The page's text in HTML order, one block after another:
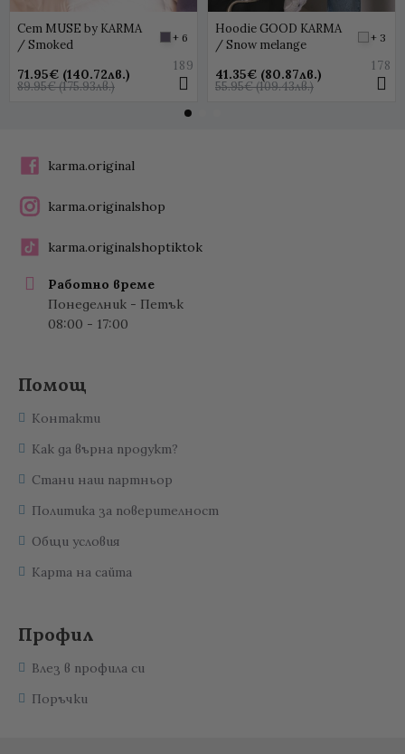
Сет MUSE by KARMA
/ Smoked
+ 6
71.95€ (140.72лв.)
89.95€ (175.93лв.)
189
Hoodie GOOD KARMA
/ Snow melange
+ 3
41.35€ (80.87лв.)
55.95€ (109.43лв.)
178
karma.original
karma.originalshop
karma.originalshoptiktok
Работно време
Понеделник - Петък
08:00 - 17:00
Помощ
Контакти
Как да върна продукт?
Стани наш партньор
Политика за поверителност
Общи условия
Карта на сайта
Профил
Влез в профила си
Поръчки